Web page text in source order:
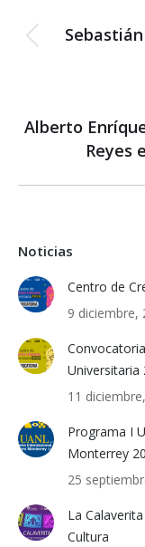
Alberto
Reyes
Noticias
Centro de
9 diciembre,
Universitaria
11
Programa I
Monterrey
25
La
Cultura